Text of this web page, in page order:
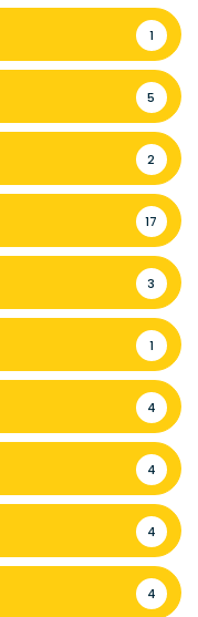
1
5
2
17
3
1
4
4
4
4